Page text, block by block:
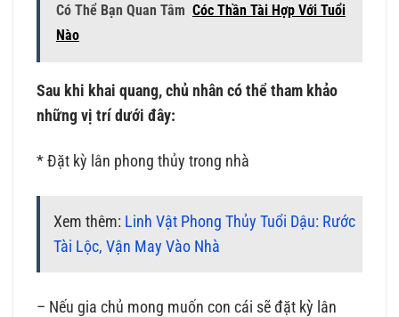
Có Thể Bạn Quan Tâm Cóc Thần Tài Hợp Với Tuổi
Nào
Sau khi khai quang, chủ nhân có thể tham khảo
những vị trí dưới đây:
* Đặt kỳ lân phong thủy trong nhà
Xem thêm: Linh Vật Phong Thủy Tuổi Dậu: Rước
Tài Lộc, Vận May Vào Nhà
– Nếu gia chủ mong muốn con cái sẽ đặt kỳ lân